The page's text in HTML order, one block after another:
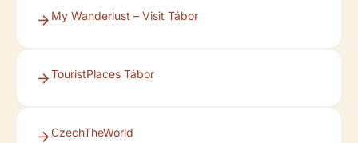
My Wanderlust – Visit Tábor
TouristPlaces Tábor
CzechTheWorld